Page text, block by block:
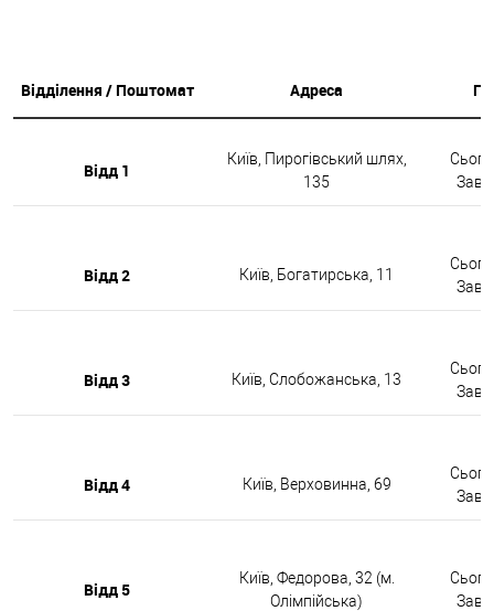
Відділення / Поштомат Адреса
Відд 1
Київ, Пирогівський шлях,
135
Відд 2 Київ, Богатирська, 11
Відд 3 Київ, Слобожанська, 13
Відд 4 Київ, Верховинна, 69
Відд 5
Київ, Федорова, 32 (м.
Олімпійська)